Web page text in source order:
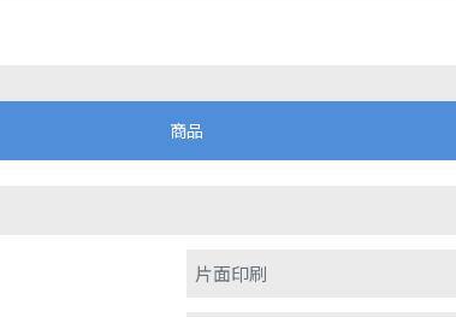
アクリルスタンド 片
面印刷 無地台座
商品
片面印刷